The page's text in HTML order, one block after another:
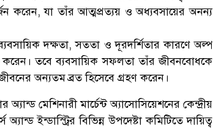
করেন, যা তাঁর আত্মপ্রত্যয় ও অধ্যবসায়ের অনন্য
দক্ষতা, সততা ও দূরদর্শিতার কারণে অল্প
করেন। তবে ব্যবসায়িক সফলতা তাঁর জীবনবোধকে
অন্যতম ব্রত হিসেবে গ্রহণ করেন।
অ্যান্ড মেশিনারী মার্চেন্ট অ্যাসোসিয়েশনের কেন্দ্রীয়
ইন্ডাস্ট্রির বিভিন্ন উপদেষ্টা কমিটিতে দায়িত্ব